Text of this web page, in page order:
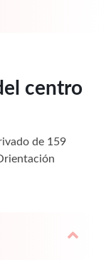
centro
de 159